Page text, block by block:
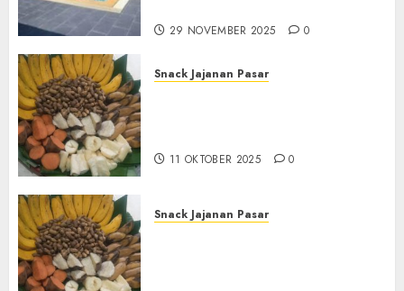
29 NOVEMBER 2025 0
Snack Jajanan Pasar
11 OKTOBER 2025 0
Snack Jajanan Pasar